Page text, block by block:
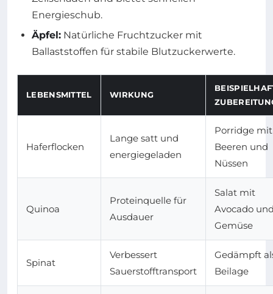
Energieschub.
Äpfel: Natürliche Fruchtzucker mit
Ballaststoffen für stabile Blutzuckerwerte.
LEBENSMITTEL WIRKUNG
Haferflocken
Lange satt und
energiegeladen
Porridge mit
Beeren und
Nüssen
Quinoa
Proteinquelle für
Ausdauer
Salat mit
Avocado
Gemüse
Spinat
Verbessert
Sauerstofftransport
Gedämpft
Beilage